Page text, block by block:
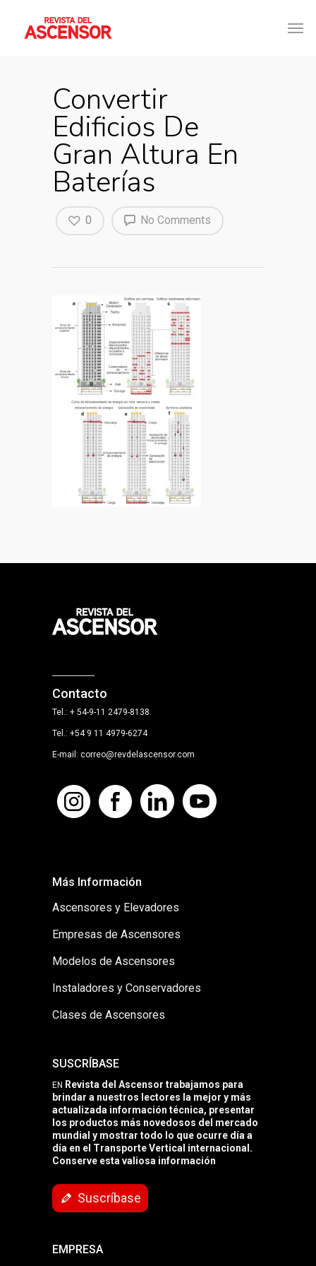
Convertir
Edificios De
Gran Altura En
Baterías
No Comments
0
Contacto
Tel.: + 54-9-11 2479-8138
Tel.: +54 9 11 4979-6274
E-mail: correo@revdelascensor.com
Más Información
Ascensores y Elevadores
Empresas de Ascensores
Modelos de Ascensores
Instaladores y Conservadores
Clases de Ascensores
SUSCRÍBASE
EN Revista del Ascensor trabajamos para
brindar a nuestros lectores la mejor y más
actualizada información técnica, presentar
los productos más novedosos del mercado
mundial y mostrar todo lo que ocurre día a
día en el Transporte Vertical internacional.
Conserve esta valiosa información
Suscríbase
EMPRESA